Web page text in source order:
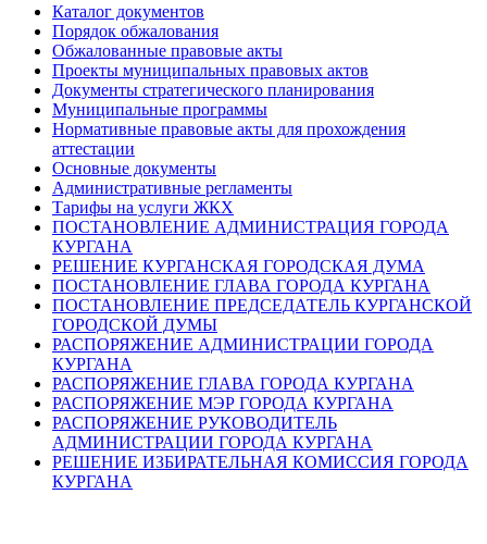
Каталог документов
Порядок обжалования
Обжалованные правовые акты
Проекты муниципальных правовых актов
Документы стратегического планирования
Муниципальные программы
Нормативные правовые акты для прохождения
аттестации
Основные документы
Административные регламенты
Тарифы на услуги ЖКХ
ПОСТАНОВЛЕНИЕ АДМИНИСТРАЦИЯ ГОРОДА
КУРГАНА
РЕШЕНИЕ КУРГАНСКАЯ ГОРОДСКАЯ ДУМА
ПОСТАНОВЛЕНИЕ ГЛАВА ГОРОДА КУРГАНА
ПОСТАНОВЛЕНИЕ ПРЕДСЕДАТЕЛЬ КУРГАНСКОЙ
ГОРОДСКОЙ ДУМЫ
РАСПОРЯЖЕНИЕ АДМИНИСТРАЦИИ ГОРОДА
КУРГАНА
РАСПОРЯЖЕНИЕ ГЛАВА ГОРОДА КУРГАНА
РАСПОРЯЖЕНИЕ МЭР ГОРОДА КУРГАНА
РАСПОРЯЖЕНИЕ РУКОВОДИТЕЛЬ
АДМИНИСТРАЦИИ ГОРОДА КУРГАНА
РЕШЕНИЕ ИЗБИРАТЕЛЬНАЯ КОМИССИЯ ГОРОДА
КУРГАНА